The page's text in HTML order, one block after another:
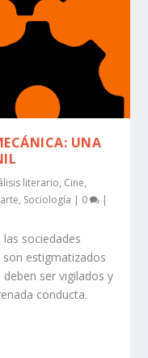
UNA
literario, Cine,
, Sociología | 0 |
sociedades
estigmatizados
ser vigilados y
conducta.